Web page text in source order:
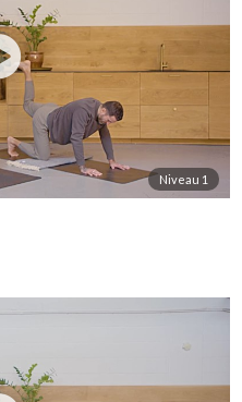
Niveau 1